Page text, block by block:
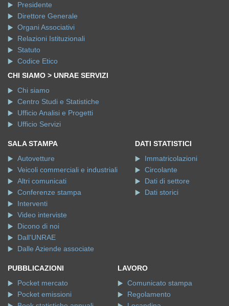
Presidente
Direttore Generale
Organi Associativi
Relazioni Istituzionali
Statuto
Codice Etico
CHI SIAMO > UNRAE SERVIZI
Chi siamo
Centro Studi e Statistiche
Ufficio Analisi e Progetti
Ufficio Servizi
SALA STAMPA
Autovetture
Veicoli commerciali e industriali
Altri comunicati
Conferenze stampa
Interventi
Video interviste
Dicono di noi
Dall'UNRAE
Dalle Aziende associate
DATI STATISTICI
Immatricolazioni
Circolante
Dati di settore
Dati storici
PUBBLICAZIONI
Pocket mercato
Pocket emissioni
LAVORO
Comunicato stampa
Regolamento